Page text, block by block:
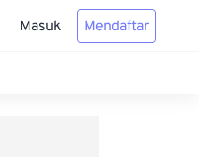
Masuk Mendaftar